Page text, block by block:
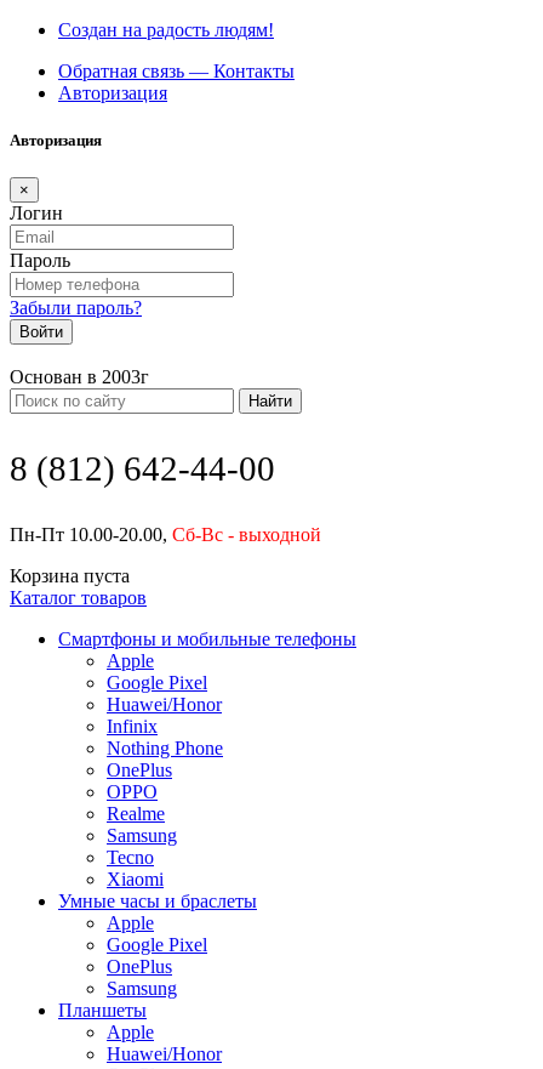
Создан на радость людям!
Обратная связь — Контакты
Авторизация
Авторизация
×
Логин
Пароль
Забыли пароль?
Войти
Основан в 2003г
Найти
8 (812) 642-44-00
Пн-Пт 10.00-20.00, Сб-Вс - выходной
Корзина пуста
Каталог товаров
Смартфоны и мобильные телефоны
Apple
Google Pixel
Huawei/Honor
Infinix
Nothing Phone
OnePlus
OPPO
Realme
Samsung
Tecno
Xiaomi
Умные часы и браслеты
Apple
Google Pixel
OnePlus
Samsung
Планшеты
Apple
Huawei/Honor